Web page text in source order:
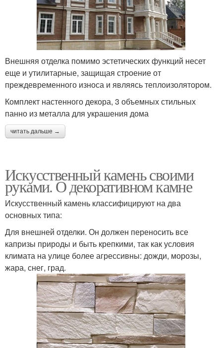
Внешняя отделка помимо эстетических функций несет
еще и утилитарные, защищая строение от
преждевременного износа и являясь теплоизолятором.
Комплект настенного декора, 3 объемных стильных
панно из металла для украшения дома
читать дальше →
Искусственный камень своими
руками. О декоративном камне
Искусственный камень классифицируют на два
основных типа:
Для внешней отделки. Он должен переносить все
капризы природы и быть крепкими, так как условия
климата на улице более агрессивны: дожди, морозы,
жара, снег, град.